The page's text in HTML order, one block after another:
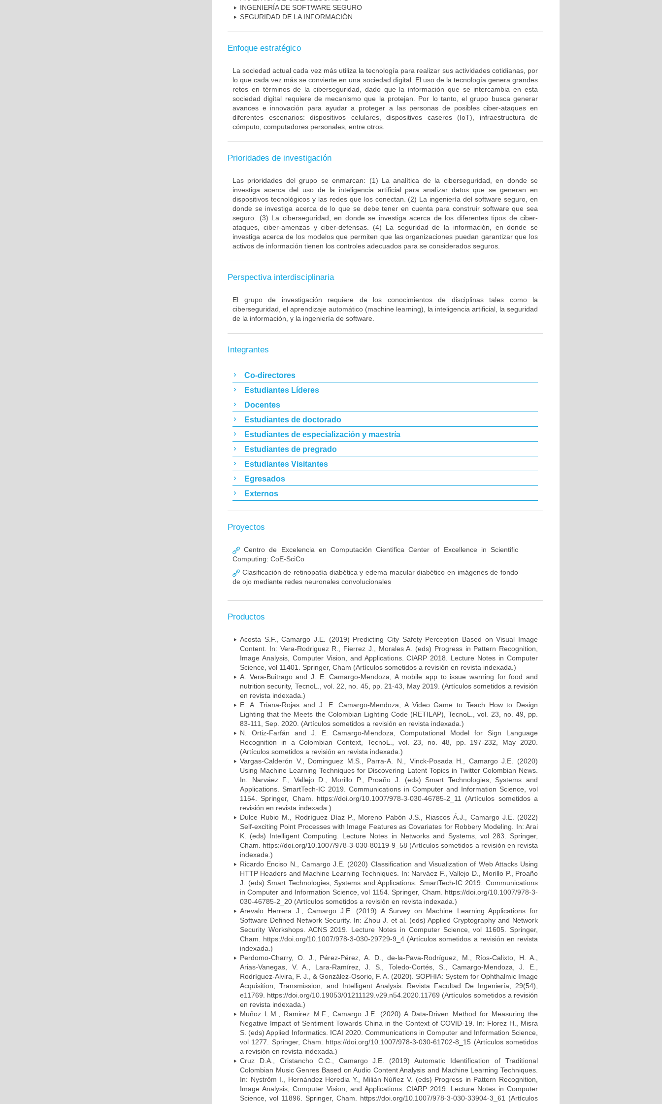
INGENIERÍA DE SOFTWARE SEGURO
SEGURIDAD DE LA INFORMACIÓN
Enfoque estratégico
La sociedad actual cada vez más utiliza la tecnología para realizar sus actividades cotidianas, por
lo que cada vez más se convierte en una sociedad digital. El uso de la tecnología genera grandes
retos en términos de la ciberseguridad, dado que la información que se intercambia en esta
sociedad digital requiere de mecanismo que la protejan. Por lo tanto, el grupo busca generar
avances e innovación para ayudar a proteger a las personas de posibles ciber-ataques en
diferentes escenarios: dispositivos celulares, dispositivos caseros (IoT), infraestructura de
cómputo, computadores personales, entre otros.
Prioridades de investigación
Las prioridades del grupo se enmarcan: (1) La analítica de la ciberseguridad, en donde se
investiga acerca del uso de la inteligencia artificial para analizar datos que se generan en
dispositivos tecnológicos y las redes que los conectan. (2) La ingeniería del software seguro, en
donde se investiga acerca de lo que se debe tener en cuenta para construir software que sea
seguro. (3) La ciberseguridad, en donde se investiga acerca de los diferentes tipos de ciber-
ataques, ciber-amenzas y ciber-defensas. (4) La seguridad de la información, en donde se
investiga acerca de los modelos que permiten que las organizaciones puedan garantizar que los
activos de información tienen los controles adecuados para se considerados seguros.
Perspectiva interdisciplinaria
El grupo de investigación requiere de los conocimientos de disciplinas tales como la
ciberseguridad, el aprendizaje automático (machine learning), la inteligencia artificial, la seguridad
de la información, y la ingeniería de software.
Integrantes
Co-directores
Estudiantes Líderes
Docentes
Estudiantes de doctorado
Estudiantes de especialización y maestría
Estudiantes de pregrado
Estudiantes Visitantes
Egresados
Externos
Proyectos
Centro de Excelencia en Computación Cientifica Center of Excellence in Scientific
Computing: CoE-SciCo
Clasificación de retinopatía diabética y edema macular diabético en imágenes de fondo
de ojo mediante redes neuronales convolucionales
Productos
Acosta S.F., Camargo J.E. (2019) Predicting City Safety Perception Based on Visual Image
Content. In: Vera-Rodriguez R., Fierrez J., Morales A. (eds) Progress in Pattern Recognition,
Image Analysis, Computer Vision, and Applications. CIARP 2018. Lecture Notes in Computer
Science, vol 11401. Springer, Cham (Artículos sometidos a revisión en revista indexada.)
A. Vera-Buitrago and J. E. Camargo-Mendoza, A mobile app to issue warning for food and
nutrition security, TecnoL., vol. 22, no. 45, pp. 21-43, May 2019. (Artículos sometidos a revisión
en revista indexada.)
E. A. Triana-Rojas and J. E. Camargo-Mendoza, A Video Game to Teach How to Design
Lighting that the Meets the Colombian Lighting Code (RETILAP), TecnoL., vol. 23, no. 49, pp.
83-111, Sep. 2020. (Artículos sometidos a revisión en revista indexada.)
N. Ortiz-Farfán and J. E. Camargo-Mendoza, Computational Model for Sign Language
Recognition in a Colombian Context, TecnoL., vol. 23, no. 48, pp. 197-232, May 2020.
(Artículos sometidos a revisión en revista indexada.)
Vargas-Calderón V., Dominguez M.S., Parra-A. N., Vinck-Posada H., Camargo J.E. (2020)
Using Machine Learning Techniques for Discovering Latent Topics in Twitter Colombian News.
In: Narváez F., Vallejo D., Morillo P., Proaño J. (eds) Smart Technologies, Systems and
Applications. SmartTech-IC 2019. Communications in Computer and Information Science, vol
1154. Springer, Cham. https://doi.org/10.1007/978-3-030-46785-2_11 (Artículos sometidos a
revisión en revista indexada.)
Dulce Rubio M., Rodríguez Díaz P., Moreno Pabón J.S., Riascos Á.J., Camargo J.E. (2022)
Self-exciting Point Processes with Image Features as Covariates for Robbery Modeling. In: Arai
K. (eds) Intelligent Computing. Lecture Notes in Networks and Systems, vol 283. Springer,
Cham. https://doi.org/10.1007/978-3-030-80119-9_58 (Artículos sometidos a revisión en revista
indexada.)
Ricardo Enciso N., Camargo J.E. (2020) Classification and Visualization of Web Attacks Using
HTTP Headers and Machine Learning Techniques. In: Narváez F., Vallejo D., Morillo P., Proaño
J. (eds) Smart Technologies, Systems and Applications. SmartTech-IC 2019. Communications
in Computer and Information Science, vol 1154. Springer, Cham. https://doi.org/10.1007/978-3-
030-46785-2_20 (Artículos sometidos a revisión en revista indexada.)
Arevalo Herrera J., Camargo J.E. (2019) A Survey on Machine Learning Applications for
Software Defined Network Security. In: Zhou J. et al. (eds) Applied Cryptography and Network
Security Workshops. ACNS 2019. Lecture Notes in Computer Science, vol 11605. Springer,
Cham. https://doi.org/10.1007/978-3-030-29729-9_4 (Artículos sometidos a revisión en revista
indexada.)
Perdomo-Charry, O. J., Pérez-Pérez, A. D., de-la-Pava-Rodríguez, M., Ríos-Calixto, H. A.,
Arias-Vanegas, V. A., Lara-Ramírez, J. S., Toledo-Cortés, S., Camargo-Mendoza, J. E.,
Rodríguez-Alvira, F. J., & González-Osorio, F. A. (2020). SOPHIA: System for Ophthalmic Image
Acquisition, Transmission, and Intelligent Analysis. Revista Facultad De Ingeniería, 29(54),
e11769. https://doi.org/10.19053/01211129.v29.n54.2020.11769 (Artículos sometidos a revisión
en revista indexada.)
Muñoz L.M., Ramirez M.F., Camargo J.E. (2020) A Data-Driven Method for Measuring the
Negative Impact of Sentiment Towards China in the Context of COVID-19. In: Florez H., Misra
S. (eds) Applied Informatics. ICAI 2020. Communications in Computer and Information Science,
vol 1277. Springer, Cham. https://doi.org/10.1007/978-3-030-61702-8_15 (Artículos sometidos
a revisión en revista indexada.)
Cruz D.A., Cristancho C.C., Camargo J.E. (2019) Automatic Identification of Traditional
Colombian Music Genres Based on Audio Content Analysis and Machine Learning Techniques.
In: Nyström I., Hernández Heredia Y., Milián Núñez V. (eds) Progress in Pattern Recognition,
Image Analysis, Computer Vision, and Applications. CIARP 2019. Lecture Notes in Computer
Science, vol 11896. Springer, Cham. https://doi.org/10.1007/978-3-030-33904-3_61 (Artículos